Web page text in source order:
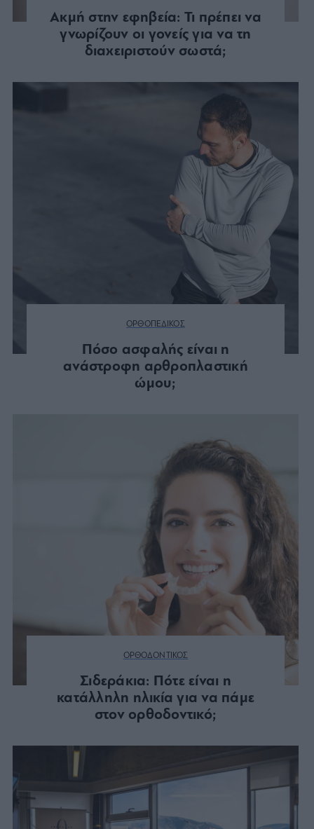
Ακμή στην εφηβεία: Τι πρέπει να
γνωρίζουν οι γονείς για να τη
διαχειριστούν σωστά;
ΟΡΘΟΠΕΔΙΚΟΣ
Πόσο ασφαλής είναι η
ανάστροφη αρθροπλαστική
ώμου;
ΟΡΘΟΔΟΝΤΙΚΟΣ
Σιδεράκια: Πότε είναι η
κατάλληλη ηλικία για να πάμε
στον ορθοδοντικό;